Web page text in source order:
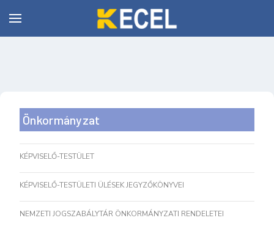
Önkormányzat
KÉPVISELŐ-TESTÜLET
KÉPVISELŐ-TESTÜLETI ÜLÉSEK JEGYZŐKÖNYVEI
NEMZETI JOGSZABÁLYTÁR ÖNKORMÁNYZATI RENDELETEI